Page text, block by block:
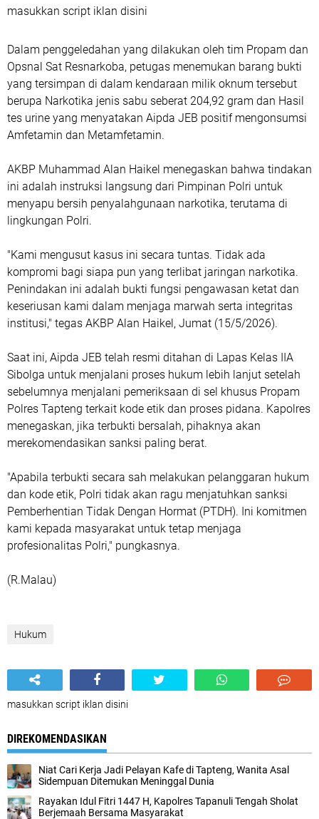
masukkan script iklan disini
Dalam penggeledahan yang dilakukan oleh tim Propam dan
Opsnal Sat Resnarkoba, petugas menemukan barang bukti
yang tersimpan di dalam kendaraan milik oknum tersebut
berupa Narkotika jenis sabu seberat 204,92 gram dan Hasil
tes urine yang menyatakan Aipda JEB positif mengonsumsi
Amfetamin dan Metamfetamin.
AKBP Muhammad Alan Haikel menegaskan bahwa tindakan
ini adalah instruksi langsung dari Pimpinan Polri untuk
menyapu bersih penyalahgunaan narkotika, terutama di
lingkungan Polri.
"Kami mengusut kasus ini secara tuntas. Tidak ada
kompromi bagi siapa pun yang terlibat jaringan narkotika.
Penindakan ini adalah bukti fungsi pengawasan ketat dan
keseriusan kami dalam menjaga marwah serta integritas
institusi," tegas AKBP Alan Haikel, Jumat (15/5/2026).
Saat ini, Aipda JEB telah resmi ditahan di Lapas Kelas IIA
Sibolga untuk menjalani proses hukum lebih lanjut setelah
sebelumnya menjalani pemeriksaan di sel khusus Propam
Polres Tapteng terkait kode etik dan proses pidana. Kapolres
menegaskan, jika terbukti bersalah, pihaknya akan
merekomendasikan sanksi paling berat.
"Apabila terbukti secara sah melakukan pelanggaran hukum
dan kode etik, Polri tidak akan ragu menjatuhkan sanksi
Pemberhentian Tidak Dengan Hormat (PTDH). Ini komitmen
kami kepada masyarakat untuk tetap menjaga
profesionalitas Polri," pungkasnya.
(R.Malau)
Hukum
masukkan script iklan disini
DIREKOMENDASIKAN
Niat Cari Kerja Jadi Pelayan Kafe di Tapteng, Wanita Asal
Sidempuan Ditemukan Meninggal Dunia
Rayakan Idul Fitri 1447 H, Kapolres Tapanuli Tengah Sholat
Berjemaah Bersama Masyarakat